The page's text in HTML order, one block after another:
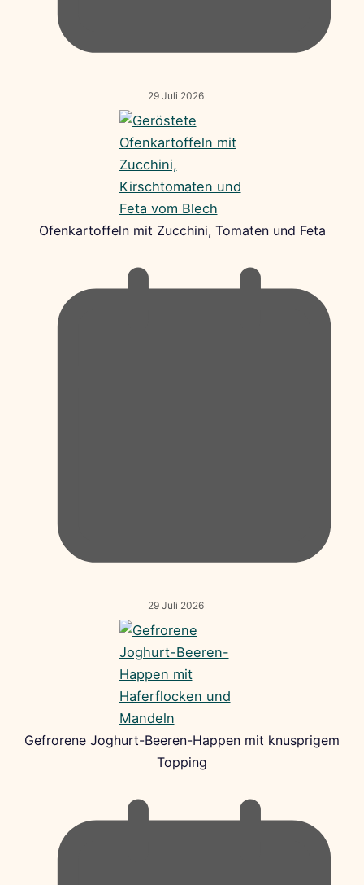
29 Juli 2026
Ofenkartoffeln mit Zucchini, Tomaten und Feta
29 Juli 2026
Gefrorene Joghurt-Beeren-Happen mit knusprigem
Topping